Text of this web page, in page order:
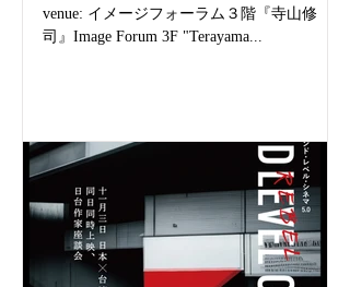
venue: イメージフォーラム３階『寺山修
司』Image Forum 3F "Terayama...